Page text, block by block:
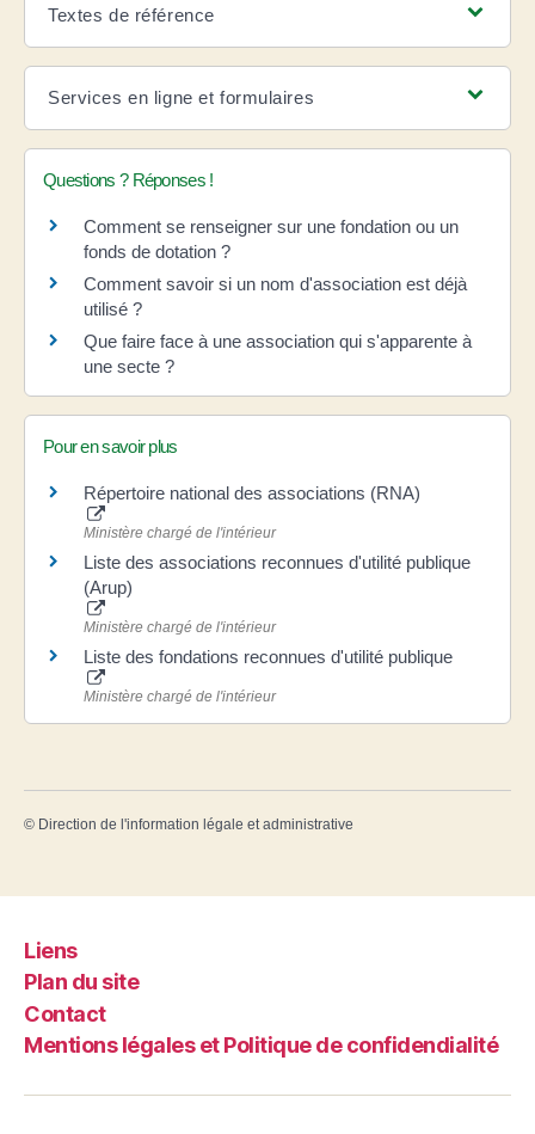
Textes de référence
Services en ligne et formulaires
Questions ? Réponses !
Comment se renseigner sur une fondation ou un
fonds de dotation ?
Comment savoir si un nom d'association est déjà
utilisé ?
Que faire face à une association qui s'apparente à
une secte ?
Pour en savoir plus
Répertoire national des associations (RNA)
Ministère chargé de l'intérieur
Liste des associations reconnues d'utilité publique
(Arup)
Ministère chargé de l'intérieur
Liste des fondations reconnues d'utilité publique
Ministère chargé de l'intérieur
© Direction de l'information légale et administrative
Liens
Plan du site
Contact
Mentions légales et Politique de confidendialité